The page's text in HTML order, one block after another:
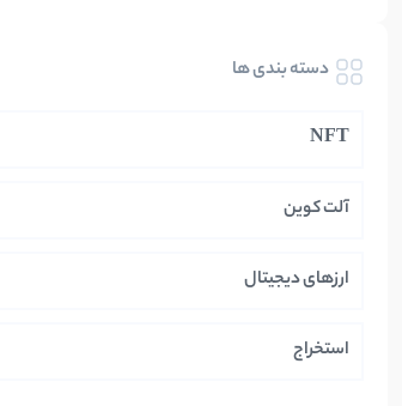
دسته بندی ها
NFT
آلت کوین
ارزهای دیجیتال
استخراج